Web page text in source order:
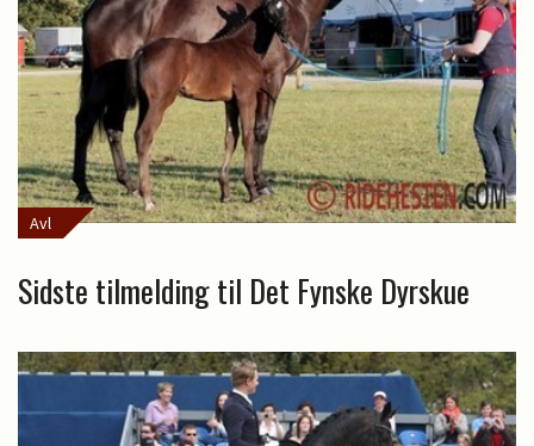
Avl
Sidste tilmelding til Det Fynske Dyrskue